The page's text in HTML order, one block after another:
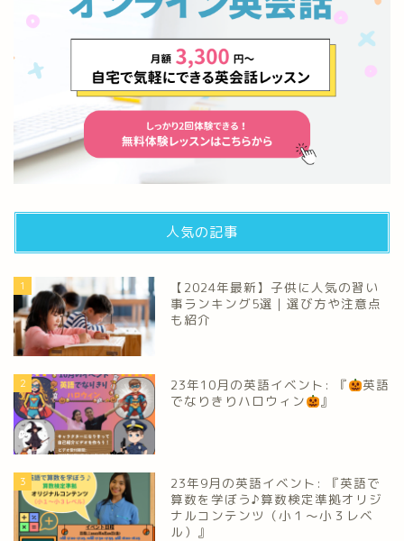
人気の記事
1
【2024年最新】子供に人気の習い
事ランキング5選｜選び方や注意点
も紹介
2 23年10月の英語イベント: 『
英語
でなりきりハロウィン
』
3
23年9月の英語イベント: 『英語で
算数を学ぼう♪算数検定準拠オリジ
ナルコンテンツ（小１～小３レベ
ル）』